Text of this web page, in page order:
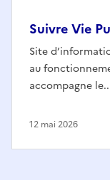
Suivre Vie
Site
au
accompagne
12 mai 2026